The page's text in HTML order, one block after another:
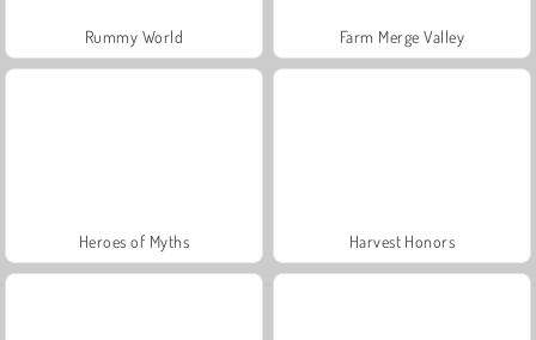
Rummy World Farm Merge Valley
Heroes of Myths Harvest Honors